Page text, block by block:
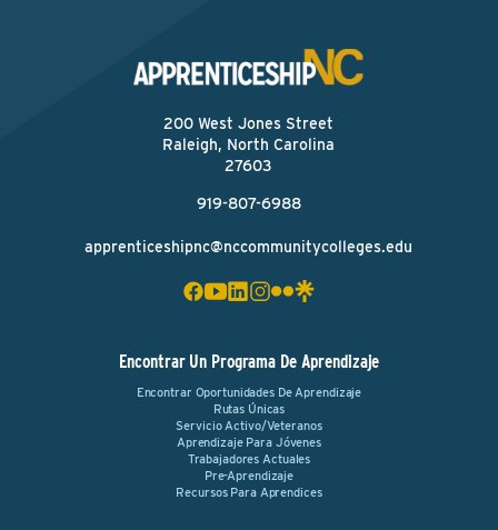
200 West Jones Street
Raleigh, North Carolina
27603
919-807-6988
apprenticeshipnc@nccommunitycolleges.edu
Encontrar Un Programa De Aprendizaje
Encontrar Oportunidades De Aprendizaje
Rutas Únicas
Servicio Activo/Veteranos
Aprendizaje Para Jóvenes
Trabajadores Actuales
Pre-Aprendizaje
Recursos Para Aprendices